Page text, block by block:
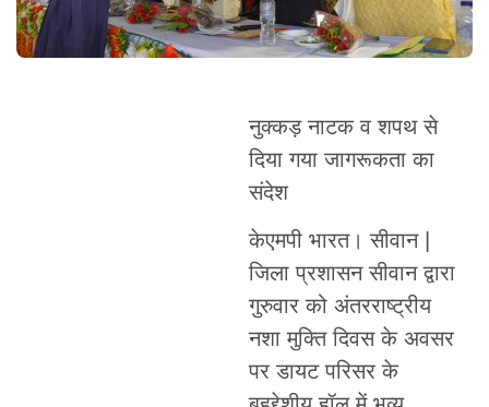
नुक्कड़ नाटक व शपथ से
दिया गया जागरूकता का
संदेश
केएमपी भारत। सीवान |
जिला प्रशासन सीवान द्वारा
गुरुवार को अंतरराष्ट्रीय
नशा मुक्ति दिवस के अवसर
पर डायट परिसर के